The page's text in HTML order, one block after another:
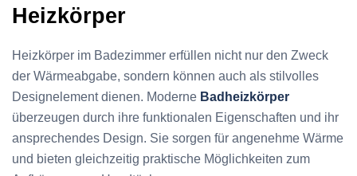
Heizkörper
Heizkörper im Badezimmer erfüllen nicht nur den Zweck
der Wärmeabgabe, sondern können auch als stilvolles
Designelement dienen. Moderne Badheizkörper
überzeugen durch ihre funktionalen Eigenschaften und ihr
ansprechendes Design. Sie sorgen für angenehme Wärme
und bieten gleichzeitig praktische Möglichkeiten zum